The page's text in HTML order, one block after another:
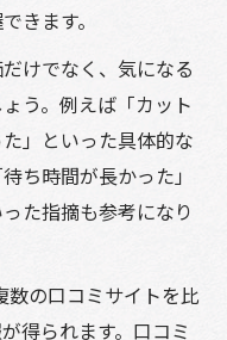
きます。
けでなく、気になる
う。例えば「カット
」といった具体的な
ち時間が長かった」
た指摘も参考になり
数の口コミサイトを比
得られます。口コミ